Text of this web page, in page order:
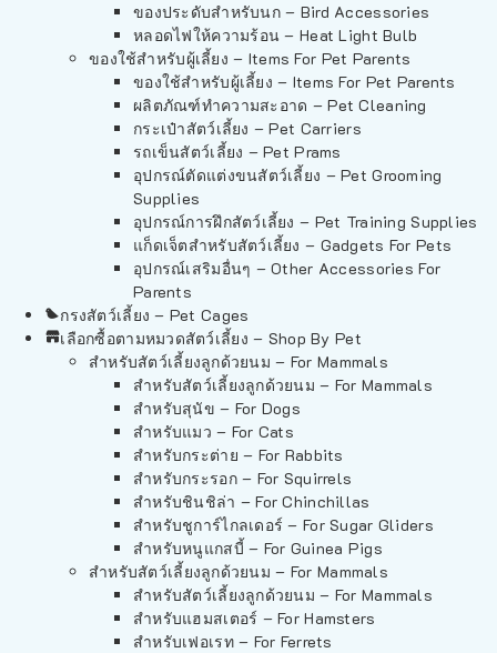
ของประดับสำหรับนก – Bird Accessories
หลอดไฟให้ความร้อน – Heat Light Bulb
ของใช้สำหรับผู้เลี้ยง – Items For Pet Parents
ของใช้สำหรับผู้เลี้ยง – Items For Pet Parents
ผลิตภัณฑ์ทำความสะอาด – Pet Cleaning
กระเป๋าสัตว์เลี้ยง – Pet Carriers
รถเข็นสัตว์เลี้ยง – Pet Prams
อุปกรณ์ตัดแต่งขนสัตว์เลี้ยง – Pet Grooming
Supplies
อุปกรณ์การฝึกสัตว์เลี้ยง – Pet Training Supplies
แก็ดเจ็ตสำหรับสัตว์เลี้ยง – Gadgets For Pets
อุปกรณ์เสริมอื่นๆ – Other Accessories For
Parents
กรงสัตว์เลี้ยง – Pet Cages
เลือกซื้อตามหมวดสัตว์เลี้ยง – Shop By Pet
สำหรับสัตว์เลี้ยงลูกด้วยนม – For Mammals
สำหรับสัตว์เลี้ยงลูกด้วยนม – For Mammals
สำหรับสุนัข – For Dogs
สำหรับแมว – For Cats
สำหรับกระต่าย – For Rabbits
สำหรับกระรอก – For Squirrels
สำหรับชินชิล่า – For Chinchillas
สำหรับชูการ์ไกลเดอร์ – For Sugar Gliders
สำหรับหนูแกสบี้ – For Guinea Pigs
สำหรับสัตว์เลี้ยงลูกด้วยนม – For Mammals
สำหรับสัตว์เลี้ยงลูกด้วยนม – For Mammals
สำหรับแฮมสเตอร์ – For Hamsters
สำหรับเฟอเรท – For Ferrets